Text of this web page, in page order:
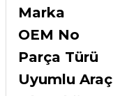
Marka
OEM No
Parça Türü
Uyumlu Araç